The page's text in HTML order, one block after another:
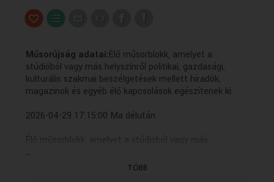
Műsorújság adatai:Élő műsorblokk, amelyet a
stúdióból vagy más helyszínről politikai, gazdasági,
kulturális szakmai beszélgetések mellett híradók,
magazinok és egyéb élő kapcsolások egészítenek ki.
2026-04-29 17:15:00 Ma délután
Élő műsorblokk, amelyet a stúdióból vagy más
helyszínről politikai, gazdasági, kulturális szakmai
beszélgetések mellett híradók, magazinok és egyéb élő
...
TÖBB